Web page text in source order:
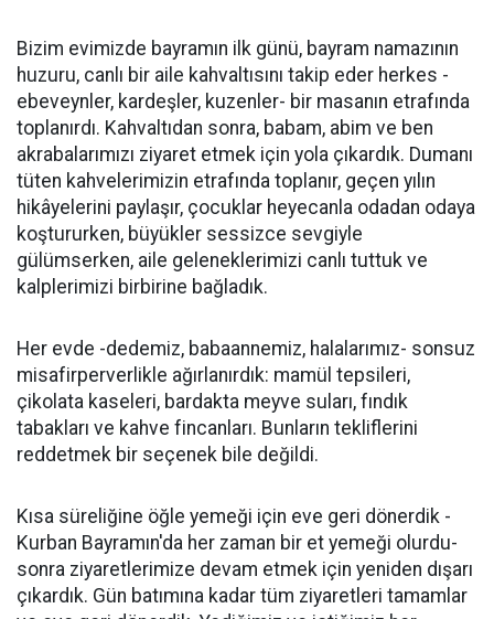
Bizim evimizde bayramın ilk günü, bayram namazının
huzuru, canlı bir aile kahvaltısını takip eder herkes -
ebeveynler, kardeşler, kuzenler- bir masanın etrafında
toplanırdı. Kahvaltıdan sonra, babam, abim ve ben
akrabalarımızı ziyaret etmek için yola çıkardık. Dumanı
tüten kahvelerimizin etrafında toplanır, geçen yılın
hikâyelerini paylaşır, çocuklar heyecanla odadan odaya
koştururken, büyükler sessizce sevgiyle
gülümserken, aile geleneklerimizi canlı tuttuk ve
kalplerimizi birbirine bağladık.
Her evde -dedemiz, babaannemiz, halalarımız- sonsuz
misafirperverlikle ağırlanırdık: mamül tepsileri,
çikolata kaseleri, bardakta meyve suları, fındık
tabakları ve kahve fincanları. Bunların tekliflerini
reddetmek bir seçenek bile değildi.
Kısa süreliğine öğle yemeği için eve geri dönerdik -
Kurban Bayramın'da her zaman bir et yemeği olurdu-
sonra ziyaretlerimize devam etmek için yeniden dışarı
çıkardık. Gün batımına kadar tüm ziyaretleri tamamlar